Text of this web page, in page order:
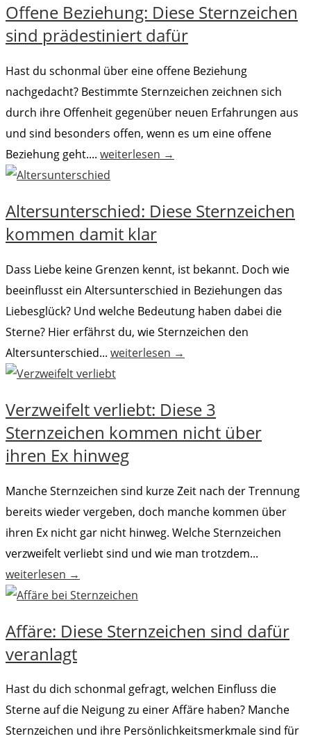
Offene Beziehung: Diese Sternzeichen
sind prädestiniert dafür
Hast du schonmal über eine offene Beziehung
nachgedacht? Bestimmte Sternzeichen zeichnen sich
durch ihre Offenheit gegenüber neuen Erfahrungen aus
und sind besonders offen, wenn es um eine offene
Beziehung geht.... weiterlesen →
Altersunterschied: Diese Sternzeichen
kommen damit klar
Dass Liebe keine Grenzen kennt, ist bekannt. Doch wie
beeinflusst ein Altersunterschied in Beziehungen das
Liebesglück? Und welche Bedeutung haben dabei die
Sterne? Hier erfährst du, wie Sternzeichen den
Altersunterschied... weiterlesen →
Verzweifelt verliebt: Diese 3
Sternzeichen kommen nicht über
ihren Ex hinweg
Manche Sternzeichen sind kurze Zeit nach der Trennung
bereits wieder vergeben, doch manche kommen über
ihren Ex nicht gar nicht hinweg. Welche Sternzeichen
verzweifelt verliebt sind und wie man trotzdem...
weiterlesen →
Affäre: Diese Sternzeichen sind dafür
veranlagt
Hast du dich schonmal gefragt, welchen Einfluss die
Sterne auf die Neigung zu einer Affäre haben? Manche
Sternzeichen und ihre Persönlichkeitsmerkmale sind für